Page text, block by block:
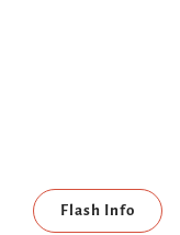
Flash Info